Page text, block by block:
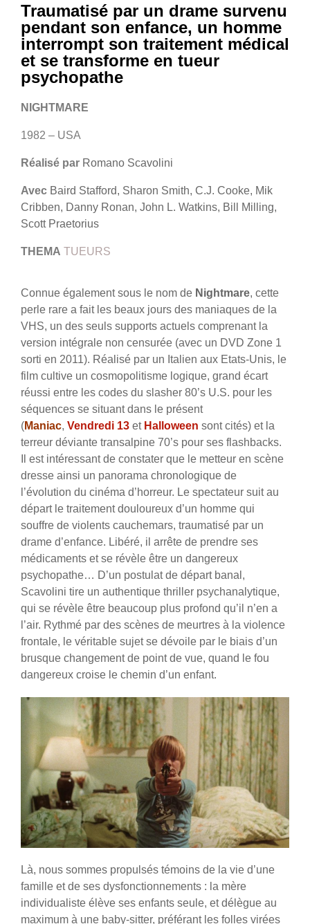
Traumatisé par un drame survenu
pendant son enfance, un homme
interrompt son traitement médical
et se transforme en tueur
psychopathe
NIGHTMARE
1982 – USA
Réalisé par Romano Scavolini
Avec Baird Stafford, Sharon Smith, C.J. Cooke, Mik
Cribben, Danny Ronan, John L. Watkins, Bill Milling,
Scott Praetorius
THEMA TUEURS
Connue également sous le nom de Nightmare, cette
perle rare a fait les beaux jours des maniaques de la
VHS, un des seuls supports actuels comprenant la
version intégrale non censurée (avec un DVD Zone 1
sorti en 2011). Réalisé par un Italien aux Etats-Unis, le
film cultive un cosmopolitisme logique, grand écart
réussi entre les codes du slasher 80’s U.S. pour les
séquences se situant dans le présent
(Maniac, Vendredi 13 et Halloween sont cités) et la
terreur déviante transalpine 70’s pour ses flashbacks.
Il est intéressant de constater que le metteur en scène
dresse ainsi un panorama chronologique de
l’évolution du cinéma d’horreur. Le spectateur suit au
départ le traitement douloureux d’un homme qui
souffre de violents cauchemars, traumatisé par un
drame d’enfance. Libéré, il arrête de prendre ses
médicaments et se révèle être un dangereux
psychopathe… D’un postulat de départ banal,
Scavolini tire un authentique thriller psychanalytique,
qui se révèle être beaucoup plus profond qu’il n’en a
l’air. Rythmé par des scènes de meurtres à la violence
frontale, le véritable sujet se dévoile par le biais d’un
brusque changement de point de vue, quand le fou
dangereux croise le chemin d’un enfant.
Là, nous sommes propulsés témoins de la vie d’une
famille et de ses dysfonctionnements : la mère
individualiste élève ses enfants seule, et délègue au
maximum à une baby-sitter, préférant les folles virées